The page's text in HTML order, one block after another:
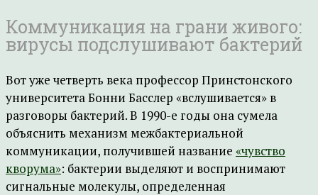
Коммуникация на грани живого:
вирусы подслушивают бактерий
Вот уже четверть века профессор Принстонского
университета Бонни Басслер «вслушивается» в
разговоры бактерий. В 1990-е годы она сумела
объяснить механизм межбактериальной
коммуникации, получившей название «чувство
кворума»: бактерии выделяют и воспринимают
сигнальные молекулы, определенная